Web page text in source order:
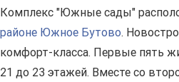
Комплекс "Южные сады"
районе Южное Бутово.
комфорт-класса. Первые пять
21 до 23 этажей. Вместе со